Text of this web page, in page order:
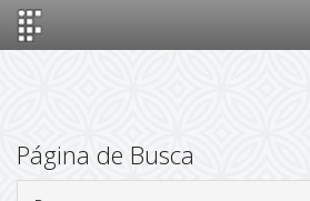
Página de Busca